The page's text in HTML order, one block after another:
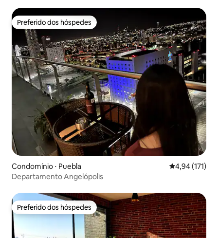
Preferido dos hóspedes
Preferido dos hóspedes
Condomínio ⋅ Puebla 4,94 de uma
4,94 (171)
Departamento Angelópolis
Preferido dos hóspedes
Preferido dos hóspedes